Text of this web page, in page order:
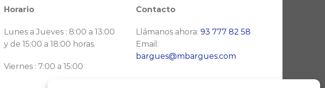
Horario
Lunes a Jueves : 8:00 a 13:00
y de 15:00 a 18:00 horas.
Viernes : 7:00 a 15:00
Contacto
Llámanos ahora: 93 777 82 58
Email:
bargues@mbargues.com